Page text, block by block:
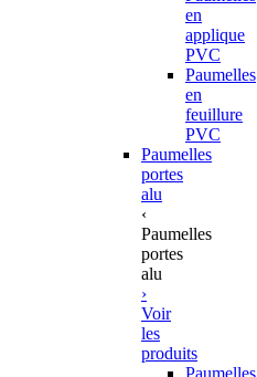
en
applique
PVC
Paumelles
en
feuillure
PVC
Paumelles
portes
alu
‹
Paumelles
portes
alu
›
Voir
les
produits
Paumelles